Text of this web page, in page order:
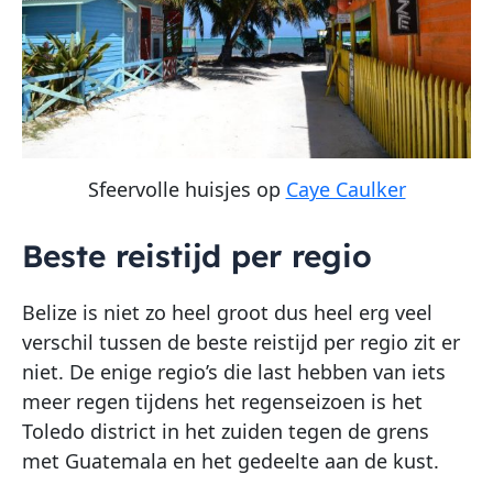
Sfeervolle huisjes op Caye Caulker
Beste reistijd per regio
Belize is niet zo heel groot dus heel erg veel
verschil tussen de beste reistijd per regio zit er
niet. De enige regio’s die last hebben van iets
meer regen tijdens het regenseizoen is het
Toledo district in het zuiden tegen de grens
met Guatemala en het gedeelte aan de kust.